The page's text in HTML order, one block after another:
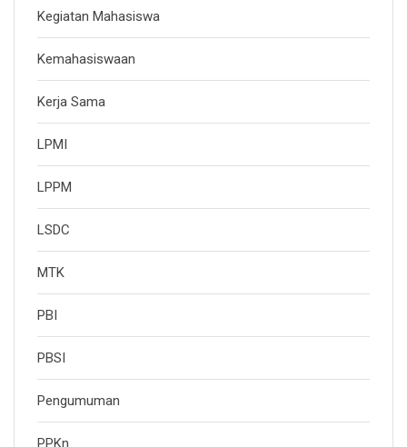
Kegiatan Mahasiswa
Kemahasiswaan
Kerja Sama
LPMI
LPPM
LSDC
MTK
PBI
PBSI
Pengumuman
PPKn